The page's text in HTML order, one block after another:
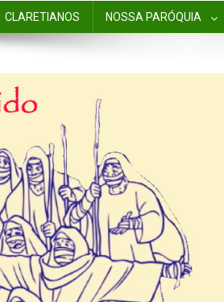
CLARETIANOS NOSSA PARÓQUIA